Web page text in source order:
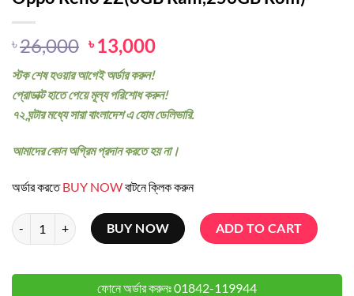
৳26,000 Original
price
was:
৳ 26,000.
৳ 13,000Current
৳ 13,000.
স্টক শেষ হওয়ার আগেই অর্ডার করুন!
প্রোডাক্ট হাতে পেয়ে মূল্য পরিশোধ করুন!
৭২ ঘন্টার মধ্যে সারা বাংলাদেশ এ হোম ডেলিভারি.
আমাদের কোন অগ্রিম প্রদান করতে হয় না।
অর্ডার করতেBUY NOWবাটনে ক্লিক করুন
Oppo Reno 2Z(8GB Ram,256GB Rom) quantity
BUY NOW ADD TO CART
ফোনে অর্ডার করুনঃ01842-119944